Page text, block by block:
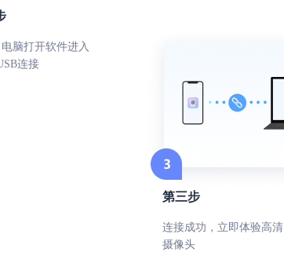
脑打开软件进入
连接
第三步
连接成功，立即体验高清
摄像头